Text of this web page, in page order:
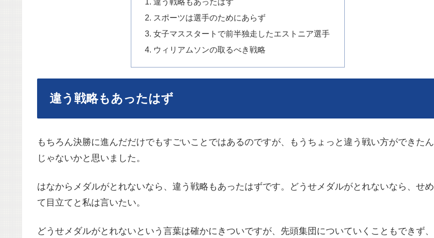
スポーツは選手のためにあらず
女子マススタートで前半独走したエストニア選手
ウィリアムソンの取るべき戦略
違う戦略もあったはず
もちろん決勝に進んだだけでもすごいことではあるのですが、もうちょっと違う戦い方ができたん
じゃないかと思いました。
はなからメダルがとれないなら、違う戦略もあったはずです。どうせメダルがとれないなら、せめ
て目立てと私は言いたい。
どうせメダルがとれないという言葉は確かにきついですが、先頭集団についていくこともできず、